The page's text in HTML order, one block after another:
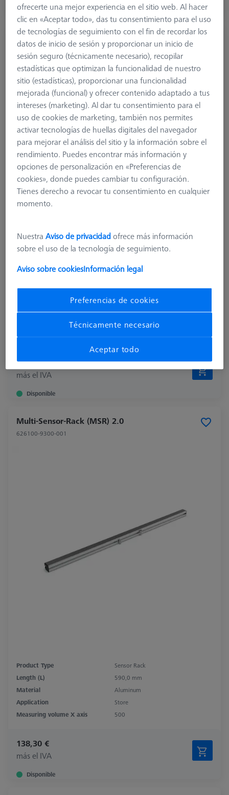
Disponible
Multi-Sensor-Rack (MSR) 2.0
626100-9300-004
1.090,0 mm
Store
282,60 €
más el IVA
Disponible
Multi-Sensor-Rack (MSR) 2.0
626100-9300-001
Product Type
Sensor Rack
Length (L)
590,0 mm
Material
Aluminum
Application
Store
Measuring volume X axis
500
138,30 €
más el IVA
Disponible
ofrecerte una mejor experiencia en el sitio web. Al hacer
clic en «Aceptar todo», das tu consentimiento para el uso
de tecnologías de seguimiento con el fin de recordar los
datos de inicio de sesión y proporcionar un inicio de
sesión seguro (técnicamente necesario), recopilar
estadísticas que optimizan la funcionalidad de nuestro
sitio (estadísticas), proporcionar una funcionalidad
mejorada (funcional) y ofrecer contenido adaptado a tus
intereses (marketing). Al dar tu consentimiento para el
uso de cookies de marketing, también nos permites
activar tecnologías de huellas digitales del navegador
para mejorar el análisis del sitio y la información sobre el
rendimiento. Puedes encontrar más información y
opciones de personalización en «Preferencias de
cookies», donde puedes cambiar tu configuración.
Tienes derecho a revocar tu consentimiento en cualquier
momento.
NuestraAviso de privacidadofrece más información
sobre el uso de la tecnología de seguimiento.
Aviso sobre cookiesInformación legal
Preferencias de cookies
Técnicamente necesario
Aceptar todo